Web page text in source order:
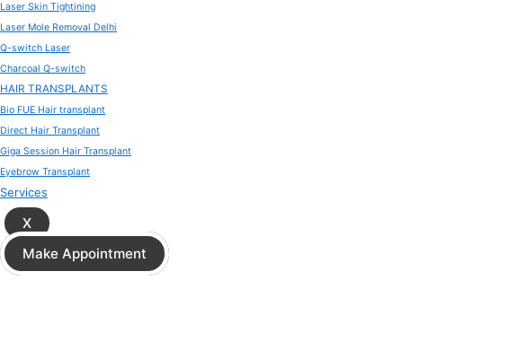
Laser Skin Tightining
Laser Mole Removal Delhi
Q-switch Laser
Charcoal Q-switch
HAIR TRANSPLANTS
Bio FUE Hair transplant
Direct Hair Transplant
Giga Session Hair Transplant
Eyebrow Transplant
Services
X
Make Appointment